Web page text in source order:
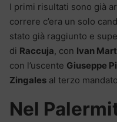
I primi risultati sono già
correre c’era un solo
stato già raggiunto e
di Raccuja, con Ivan
con l’uscente Giuseppe
Zingales al terzo
Nel